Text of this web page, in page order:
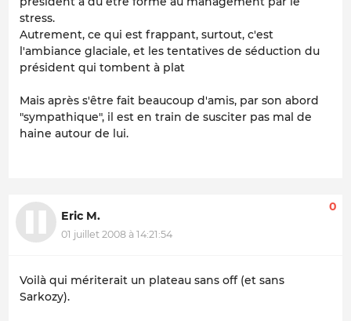
stress.
Autrement, ce qui est frappant, surtout, c'est
l'ambiance glaciale, et les tentatives de séduction du
président qui tombent à plat
Mais après s'être fait beaucoup d'amis, par son abord
"sympathique", il est en train de susciter pas mal de
haine autour de lui.
Eric M.
01 juillet 2008 à 14:21:54
0
Voilà qui mériterait un plateau sans off (et sans
Sarkozy).